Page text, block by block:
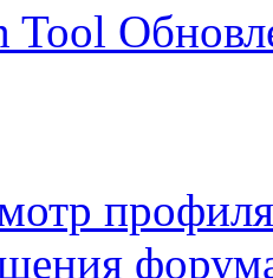
Tool
профиля